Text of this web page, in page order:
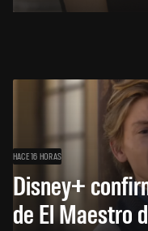
HACE 16 HORAS
Disney+
de El Maestro